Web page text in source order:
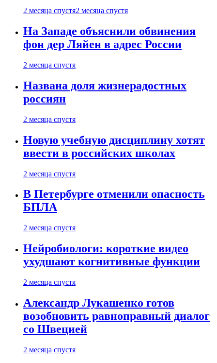
2 месяца спустя2 месяца спустя
На Западе объяснили обвинения
фон дер Ляйен в адрес России
2 месяца спустя
Названа доля жизнерадостных
россиян
2 месяца спустя
Новую учебную дисциплину хотят
ввести в российских школах
2 месяца спустя
В Петербурге отменили опасность
БПЛА
2 месяца спустя
Нейробиологи: короткие видео
ухудшают когнитивные функции
2 месяца спустя
Александр Лукашенко готов
возобновить равноправный диалог
со Швецией
2 месяца спустя